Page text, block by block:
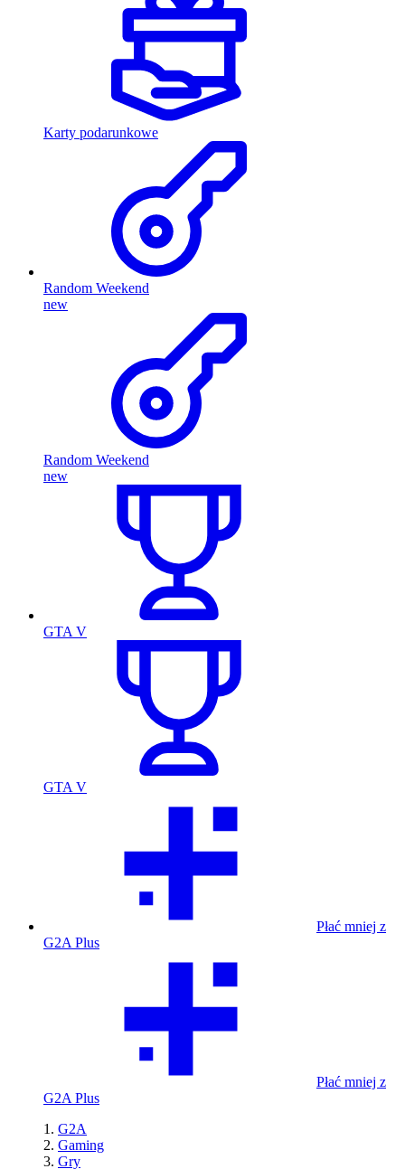
Karty podarunkowe
Random Weekend
new
Random Weekend
new
GTA V
GTA V
Płać mniej z
G2A Plus
Płać mniej z
G2A Plus
G2A
Gaming
Gry